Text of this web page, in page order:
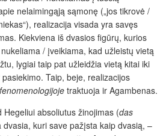
nelaimingąją sąmonę („jos tikrovė /
realizacija visada yra savęs
Kiekviena iš dvasios figūrų, kurios
/ įveikiama, kad užleistų vietą
lygiai taip pat užleidžia vietą kitai iki
Taip, beje, realizacijos
traktuoja ir Agambenas.
absoliutus žinojimas (das
dvasia, kuri save pažįsta kaip dvasią, –